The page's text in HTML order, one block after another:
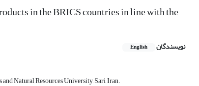
in the BRICS countries in line with the
نویسندگان English
Natural Resources University, Sari, Iran.